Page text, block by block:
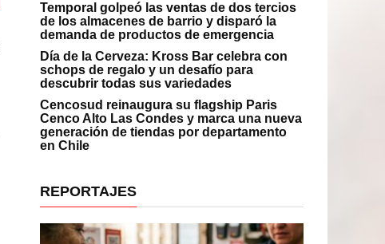
Temporal golpeó las ventas de dos tercios
de los almacenes de barrio y disparó la
demanda de productos de emergencia
Día de la Cerveza: Kross Bar celebra con
schops de regalo y un desafío para
descubrir todas sus variedades
Cencosud reinaugura su flagship Paris
Cenco Alto Las Condes y marca una nueva
generación de tiendas por departamento
en Chile
REPORTAJES